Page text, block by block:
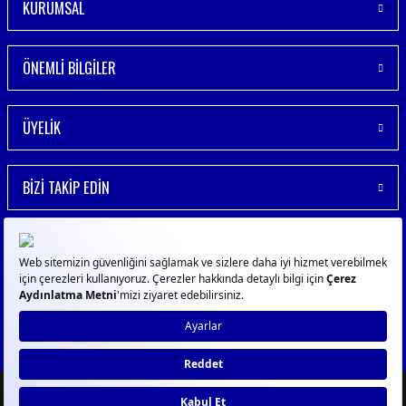
KURUMSAL
ÖNEMLİ BİLGİLER
ÜYELİK
BİZİ TAKİP EDİN
© 2023GPN- Tüm Hakları Saklıdır